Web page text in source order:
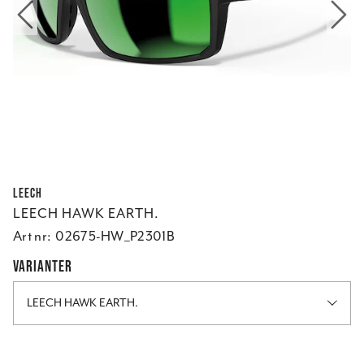
Leech
LEECH HAWK EARTH.
Art nr: 02675-HW_P2301B
VARIANTER
LEECH HAWK EARTH.